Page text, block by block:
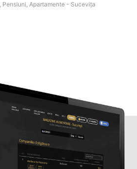
Pensiuni, Apartamente - Suceviţa